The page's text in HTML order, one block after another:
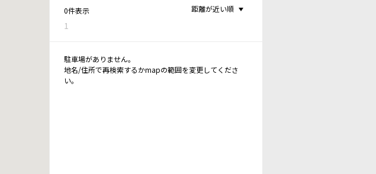
0件表示
1
距離が近い順
駐車場がありません。
地名/住所で再検索するかmapの範囲を変更してくださ
い。